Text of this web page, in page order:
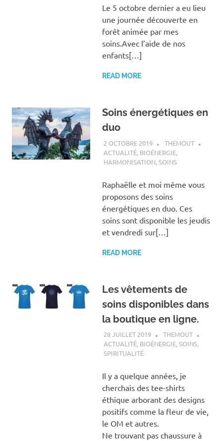
Le 5 octobre dernier a eu lieu
une journée découverte en
forêt animée par mes
soins.Avec l’aide de nos
enfants[…]
READ MORE
Soins énergétiques en
duo
2 OCTOBRE 2019
THEMOUT
ACTUALITÉ, BIOÉNERGIE,
HARMONISATION,SOINS
Raphaëlle et moi même vous
proposons des soins
énergétiques en duo. Ces
soins sont disponible les jeudis
et vendredi sur[…]
READ MORE
Les vêtements de
soins disponibles dans
la boutique en ligne.
28 JUILLET 2019
THEMOUT
ACTUALITÉ, BIOÉNERGIE,SOINS,
SPIRITUALITÉ
Il y a quelque années, je
cherchais des tee-shirts
éthique arborant des designs
positifs comme la fleur de vie,
le OM et autres.
Ne trouvant pas chaussure à